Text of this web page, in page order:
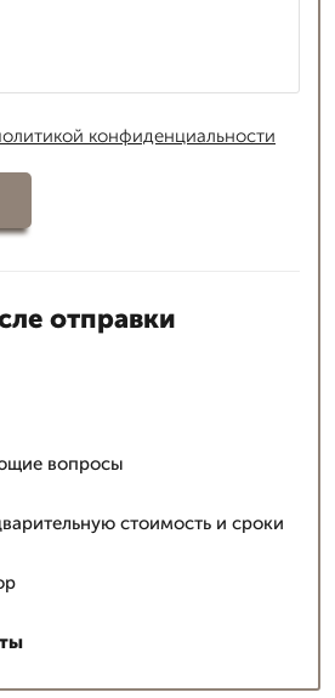
конфиденциальности
отправки
вопросы
стоимость и сроки